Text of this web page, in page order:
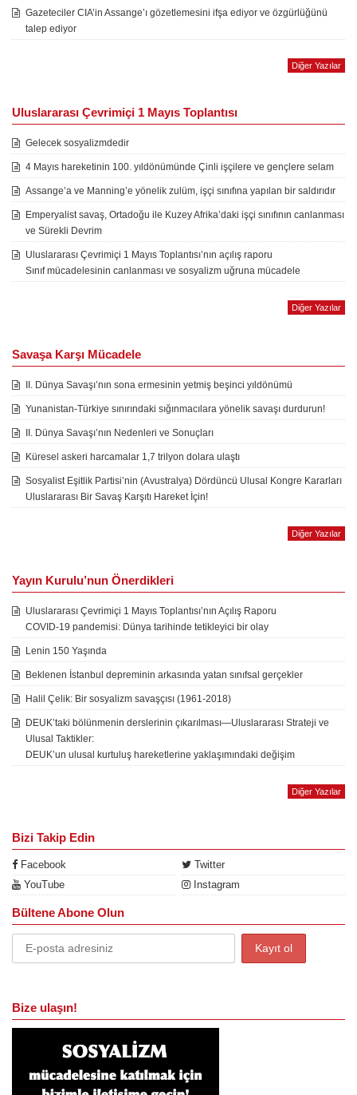
Gazeteciler CIA’in Assange’ı gözetlemesini ifşa ediyor ve özgürlüğünü
talep ediyor
Diğer Yazılar
Uluslararası Çevrimiçi 1 Mayıs Toplantısı
Gelecek sosyalizmdedir
4 Mayıs hareketinin 100. yıldönümünde Çinli işçilere ve gençlere selam
Assange’a ve Manning’e yönelik zulüm, işçi sınıfına yapılan bir saldırıdır
Emperyalist savaş, Ortadoğu ile Kuzey Afrika’daki işçi sınıfının canlanması
ve Sürekli Devrim
Uluslararası Çevrimiçi 1 Mayıs Toplantısı’nın açılış raporu
Sınıf mücadelesinin canlanması ve sosyalizm uğruna mücadele
Diğer Yazılar
Savaşa Karşı Mücadele
II. Dünya Savaşı’nın sona ermesinin yetmiş beşinci yıldönümü
Yunanistan-Türkiye sınırındaki sığınmacılara yönelik savaşı durdurun!
II. Dünya Savaşı’nın Nedenleri ve Sonuçları
Küresel askeri harcamalar 1,7 trilyon dolara ulaştı
Sosyalist Eşitlik Partisi’nin (Avustralya) Dördüncü Ulusal Kongre Kararları
Uluslararası Bir Savaş Karşıtı Hareket İçin!
Diğer Yazılar
Yayın Kurulu’nun Önerdikleri
Uluslararası Çevrimiçi 1 Mayıs Toplantısı’nın Açılış Raporu
COVID-19 pandemisi: Dünya tarihinde tetikleyici bir olay
Lenin 150 Yaşında
Beklenen İstanbul depreminin arkasında yatan sınıfsal gerçekler
Halil Çelik: Bir sosyalizm savaşçısı (1961-2018)
DEUK’taki bölünmenin derslerinin çıkarılması—Uluslararası Strateji ve
Ulusal Taktikler:
DEUK’un ulusal kurtuluş hareketlerine yaklaşımındaki değişim
Diğer Yazılar
Bizi Takip Edin
Facebook
Twitter
YouTube
Instagram
Bültene Abone Olun
Bize ulaşın!